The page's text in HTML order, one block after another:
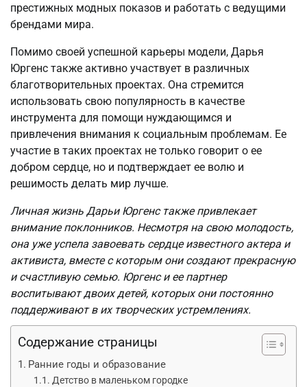
престижных модных показов и работать с ведущими
брендами мира.
Помимо своей успешной карьеры модели, Дарья
Юргенс также активно участвует в различных
благотворительных проектах. Она стремится
использовать свою популярность в качестве
инструмента для помощи нуждающимся и
привлечения внимания к социальным проблемам. Ее
участие в таких проектах не только говорит о ее
добром сердце, но и подтверждает ее волю и
решимость делать мир лучше.
Личная жизнь Дарьи Юргенс также привлекает
внимание поклонников. Несмотря на свою молодость,
она уже успела завоевать сердце известного актера и
активиста, вместе с которым они создают прекрасную
и счастливую семью. Юргенс и ее партнер
воспитывают двоих детей, которых они постоянно
поддерживают в их творческих устремлениях.
Содержание страницы
Ранние годы и образование
Детство в маленьком городке